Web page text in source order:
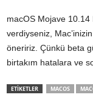
macOS Mojave 10.14
verdiyseniz,
öneririz. Çünkü beta
birtakım hatalara ve
ETİKETLER MACOS